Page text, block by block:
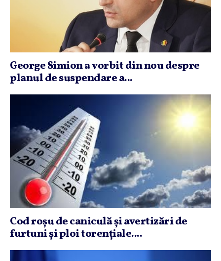
George Simion a vorbit din nou despre
planul de suspendare a...
Cod roşu de caniculă şi avertizări de
furtuni şi ploi torenţiale....